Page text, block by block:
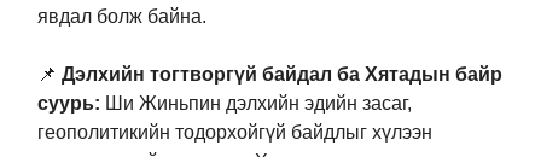
явдал болж байна.
📌 Дэлхийн тогтворгүй байдал ба Хятадын байр
суурь: Ши Жиньпин дэлхийн эдийн засаг,
геополитикийн тодорхойгүй байдлыг хүлээн